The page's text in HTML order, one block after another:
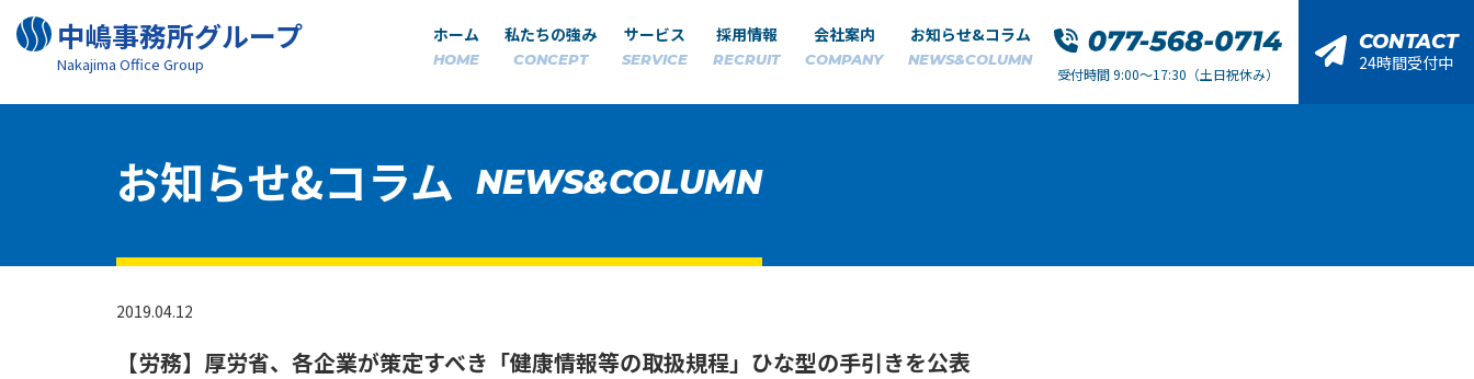
中嶋事務所グループ
Nakajima Oﬃce Group
ホーム
HOME
私たちの強み
CONCEPT
サービス
SERVICE
採用情報
RECRUIT
会社案内
COMPANY
お知らせ&コラム
NEWS&COLUMN
受付時間 9:00～17:30（土日祝休み）
CONTACT
24時間受付中
お知らせ&コラム NEWS&COLUMN
2019.04.12
【労務】厚労省、各企業が策定すべき「健康情報等の取扱規程」ひな型の手引きを公表